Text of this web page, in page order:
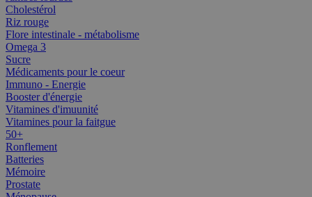
Cholestérol
Riz rouge
Flore intestinale - métabolisme
Omega 3
Sucre
Médicaments pour le coeur
Immuno - Energie
Booster d'énergie
Vitamines d'imuunité
Vitamines pour la faitgue
50+
Ronflement
Batteries
Mémoire
Prostate